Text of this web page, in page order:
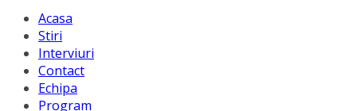
Acasa
Stiri
Interviuri
Contact
Echipa
Program